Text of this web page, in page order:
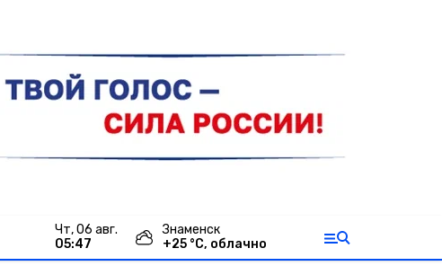
чт, 06 авг.
05:47
Знаменск
+25 °С, облачно